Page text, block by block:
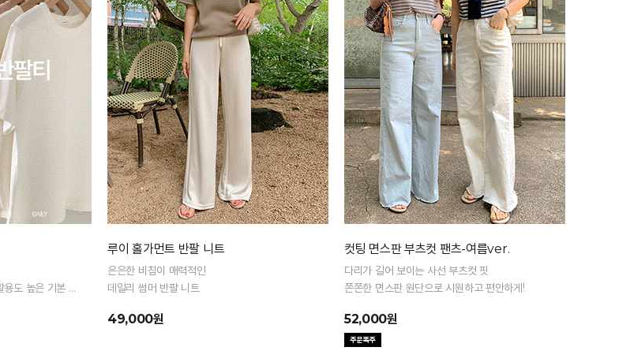
도 높은 기본 반
루이 홀가먼트 반팔 니트
은은한 비침이 매력적인
데일리 썸머 반팔 니트
49,000원
컷팅 면스판 부츠컷 팬츠-여름ver.
다리가 길어 보이는 사선 부츠컷 핏
쫀쫀한 면스판 원단으로 시원하고 편안하게!
52,000원